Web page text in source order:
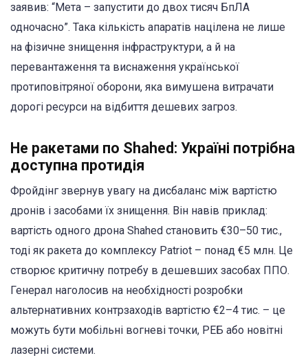
заявив: “Мета – запустити до двох тисяч БпЛА
одночасно”. Така кількість апаратів націлена не лише
на фізичне знищення інфраструктури, а й на
перевантаження та виснаження української
протиповітряної оборони, яка вимушена витрачати
дорогі ресурси на відбиття дешевих загроз.
Не ракетами по Shahed: Україні потрібна
доступна протидія
Фройдінг звернув увагу на дисбаланс між вартістю
дронів і засобами їх знищення. Він навів приклад:
вартість одного дрона Shahed становить €30–50 тис.,
тоді як ракета до комплексу Patriot – понад €5 млн. Це
створює критичну потребу в дешевших засобах ППО.
Генерал наголосив на необхідності розробки
альтернативних контрзаходів вартістю €2–4 тис. – це
можуть бути мобільні вогневі точки, РЕБ або новітні
лазерні системи.